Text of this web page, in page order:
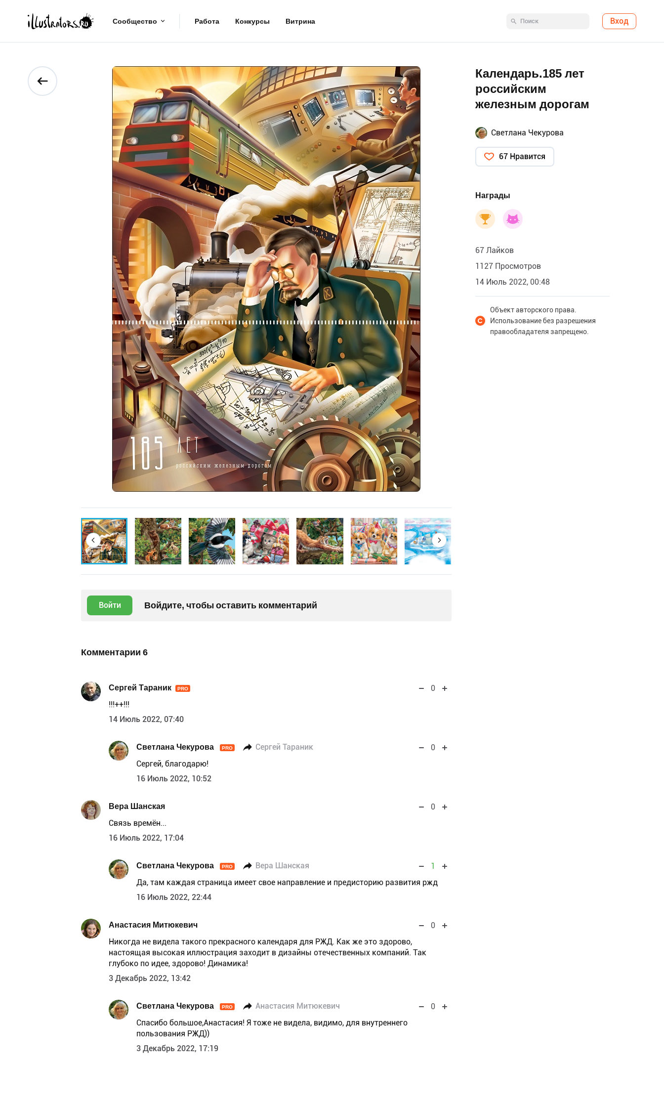
Сообщество Работа Конкурсы Витрина Вход
Войти Войдите, чтобы оставить комментарий
Комментарии 6
Сергей Тараник PRO
0
!!!++!!!
14 Июль 2022, 07:40
Светлана Чекурова PRO Сергей Тараник
0
Сергей, благодарю!
16 Июль 2022, 10:52
Вера Шанская
0
Связь времён...
16 Июль 2022, 17:04
Светлана Чекурова PRO Вера Шанская
1
Да, там каждая страница имеет свое направление и предисторию развития ржд
16 Июль 2022, 22:44
Анастасия Митюкевич
0
Никогда не видела такого прекрасного календаря для РЖД. Как же это здорово,
настоящая высокая иллюстрация заходит в дизайны отечественных компаний. Так
глубоко по идее, здорово! Динамика!
3 Декабрь 2022, 13:42
Светлана Чекурова PRO Анастасия Митюкевич
0
Спасибо большое,Анастасия! Я тоже не видела, видимо, для внутреннего
пользования РЖД))
3 Декабрь 2022, 17:19
Календарь.185 лет
российским
железным дорогам
Светлана Чекурова
67 Нравится
Награды
67 Лайков
1127 Просмотров
14 Июль 2022, 00:48
Объект авторского права.
Использование без разрешения
правообладателя запрещено.